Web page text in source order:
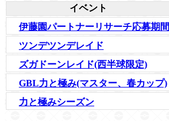
イベント
伊藤園パートナーリサーチ応募期間
ツンデツンデレイド
ズガドーンレイド(西半球限定)
GBL力と極み(マスター、春カップ)
力と極みシーズン